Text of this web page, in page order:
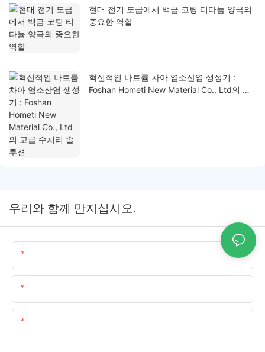
현대 전기 도금에서 백금 코팅 티타늄 양극의
중요한 역할
혁신적인 나트륨 차아 염소산염 생성기 :
Foshan Hometi New Material Co., Ltd의 고
우리와 함께 만지십시오.